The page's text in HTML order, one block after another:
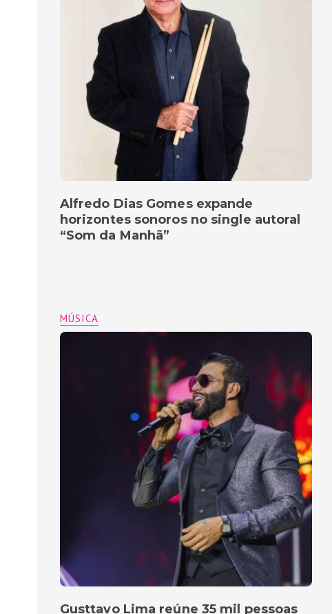
Alfredo Dias Gomes expande
horizontes sonoros no single autoral
“Som da Manhã”
MÚSICA
Gusttavo Lima reúne 35 mil pessoas